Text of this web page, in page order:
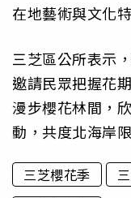
在地藝術與文化
三芝區公所表示
邀請民眾把握花
漫步櫻花林間，
動，共度北海岸
三芝櫻花季